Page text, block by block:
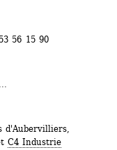
56 15 90
d'Aubervilliers,
C4 Industrie